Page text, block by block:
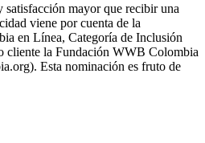
mayor que recibir una
viene por cuenta de la
en Línea, Categoría de Inclusión
cliente la Fundación WWB Colombia
Esta nominación es fruto de